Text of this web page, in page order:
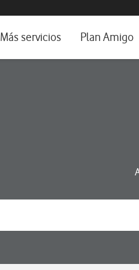
Más servicios Plan Amigo